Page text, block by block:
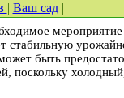
| Ваш сад|
стабильную
быть
поскольку